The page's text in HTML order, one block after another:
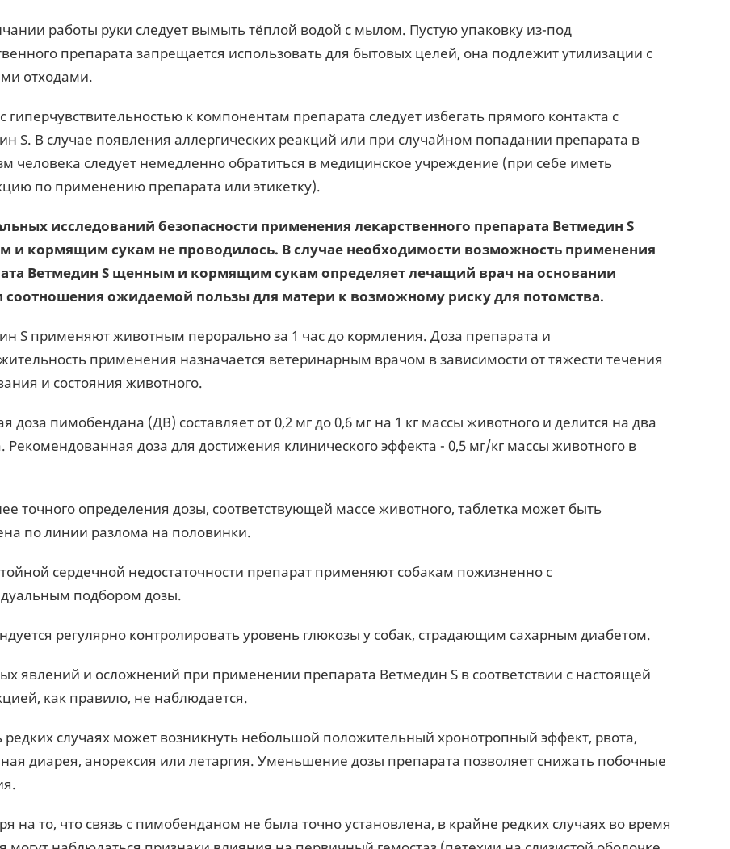
работы руки следует вымыть тёплой водой с мылом. Пустую упаковку из-под
препарата запрещается использовать для бытовых целей, она подлежит утилизации с
отходами.
к компонентам препарата следует избегать прямого контакта с
S. В случае появления аллергических реакций или при случайном попадании препарата в
человека следует немедленно обратиться в медицинское учреждение (при себе иметь
по применению препарата или этикетку).
исследований безопасности применения лекарственного препарата Ветмедин S
и кормящим сукам не проводилось. В случае необходимости возможность применения
Ветмедин S щенным и кормящим сукам определяет лечащий врач на основании
соотношения ожидаемой пользы для матери к возможному риску для потомства.
S применяют животным перорально за 1 час до кормления. Доза препарата и
применения назначается ветеринарным врачом в зависимости от тяжести течения
и состояния животного.
доза пимобендана (ДВ) составляет от 0,2 мг до 0,6 мг на 1 кг массы животного и делится на два
Рекомендованная доза для достижения клинического эффекта - 0,5 мг/кг массы животного в
точного определения дозы, соответствующей массе животного, таблетка может быть
по линии разлома на половинки.
сердечной недостаточности препарат применяют собакам пожизненно с
подбором дозы.
регулярно контролировать уровень глюкозы у собак, страдающим сахарным диабетом.
явлений и осложнений при применении препарата Ветмедин S в соответствии с настоящей
как правило, не наблюдается.
редких случаях может возникнуть небольшой положительный хронотропный эффект, рвота,
диарея, анорексия или летаргия. Уменьшение дозы препарата позволяет снижать побочные
на то, что связь с пимобенданом не была точно установлена, в крайне редких случаях во время